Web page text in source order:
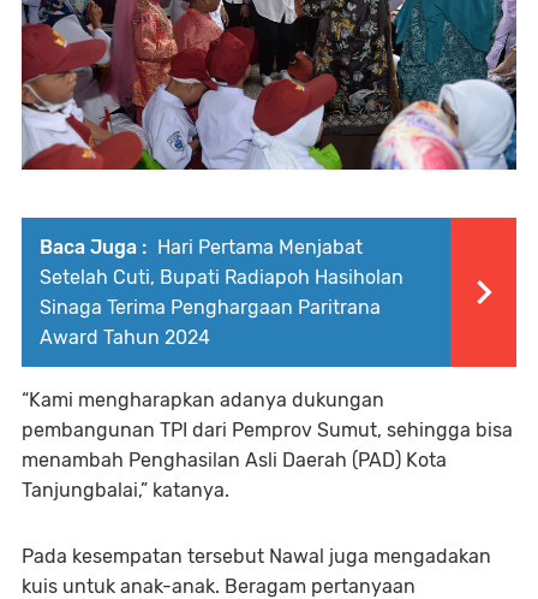
Baca Juga : Hari Pertama Menjabat
Setelah Cuti, Bupati Radiapoh Hasiholan
Sinaga Terima Penghargaan Paritrana
Award Tahun 2024
“Kami mengharapkan adanya dukungan
pembangunan TPI dari Pemprov Sumut, sehingga bisa
menambah Penghasilan Asli Daerah (PAD) Kota
Tanjungbalai,” katanya.
Pada kesempatan tersebut Nawal juga mengadakan
kuis untuk anak-anak. Beragam pertanyaan